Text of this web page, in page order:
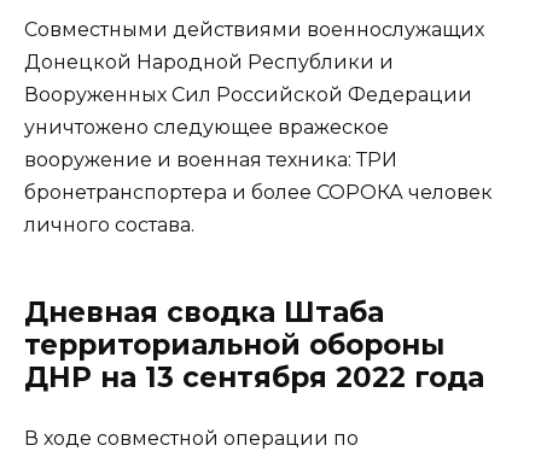
Совместными действиями военнослужащих
Донецкой Народной Республики и
Вооруженных Сил Российской Федерации
уничтожено следующее вражеское
вооружение и военная техника: ТРИ
бронетранспортера и более СОРОКА человек
личного состава.
Дневная сводка Штаба
территориальной обороны
ДНР на 13 сентября 2022 года
В ходе совместной операции по